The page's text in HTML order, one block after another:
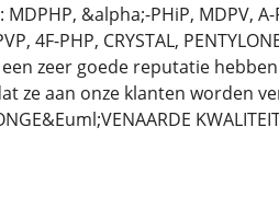
&alpha;-PHiP, MDPV, A-
4F-PHP, CRYSTAL,
zeer goede reputatie
aan onze klanten worden